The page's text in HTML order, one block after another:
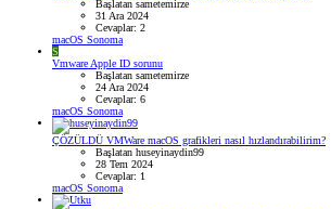
Başlatan sametemirze
31 Ara 2024
Cevaplar: 2
macOS Sonoma
S
Vmware Apple ID sorunu
Başlatan sametemirze
24 Ara 2024
Cevaplar: 6
macOS Sonoma
ÇÖZÜLDÜ VMWare macOS grafikleri nasıl hızlandırabilirim?
Başlatan huseyinaydin99
28 Tem 2024
Cevaplar: 1
macOS Sonoma